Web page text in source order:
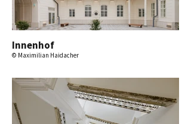
Innenhof
© Maximilian Haidacher